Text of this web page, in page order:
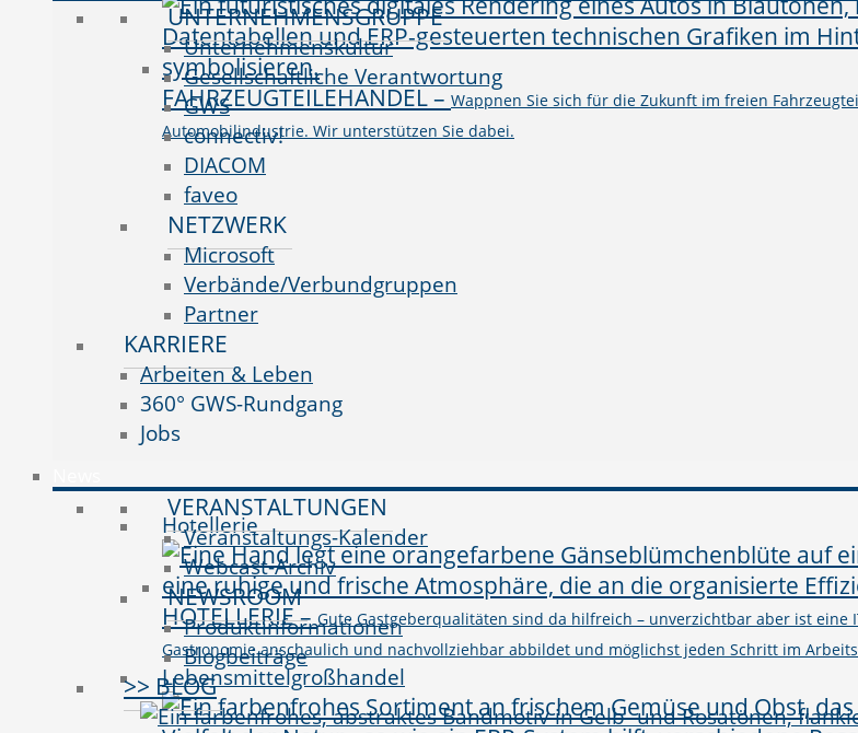
FAHRZEUGTEILEHANDEL– Wappnen Sie sich für die Zukunft im freien
Automobilindustrie. Wir unterstützen Sie dabei.
Hotellerie
HOTELLERIE–Gute Gastgeberqualitäten sind da hilfreich – unverzichtbar aber ist
Gastronomie anschaulich und nachvollziehbar abbildet und möglichst jeden Schritt im
Lebensmittelgroßhandel
UNTERNEHMENSGRUPPE
Unternehmenskultur
Gesellschaftliche Verantwortung
GWS
connectiv!
DIACOM
faveo
NETZWERK
Microsoft
Verbände/Verbundgruppen
Partner
KARRIERE
Arbeiten & Leben
360° GWS-Rundgang
Jobs
VERANSTALTUNGEN
Veranstaltungs-Kalender
Webcast-Archiv
NEWSROOM
Produktinformationen
Blogbeiträge
>> BLOG